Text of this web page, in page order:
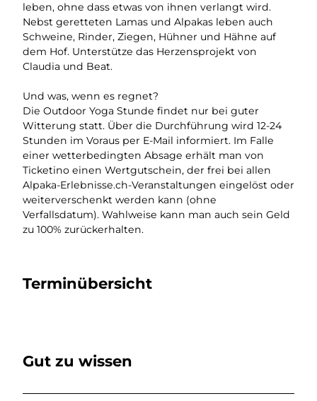
leben, ohne dass etwas von ihnen verlangt wird.
Nebst geretteten Lamas und Alpakas leben auch
Schweine, Rinder, Ziegen, Hühner und Hähne auf
dem Hof. Unterstütze das Herzensprojekt von
Claudia und Beat.
Und was, wenn es regnet?
Die Outdoor Yoga Stunde findet nur bei guter
Witterung statt. Über die Durchführung wird 12-24
Stunden im Voraus per E-Mail informiert. Im Falle
einer wetterbedingten Absage erhält man von
Ticketino einen Wertgutschein, der frei bei allen
Alpaka-Erlebnisse.ch-Veranstaltungen eingelöst oder
weiterverschenkt werden kann (ohne
Verfallsdatum). Wahlweise kann man auch sein Geld
zu 100% zurückerhalten.
Terminübersicht
Gut zu wissen